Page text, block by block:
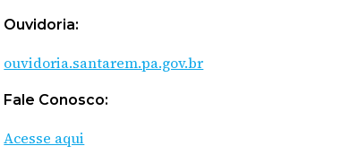
Ouvidoria:
ouvidoria.santarem.pa.gov.br
Fale Conosco:
Acesse aqui